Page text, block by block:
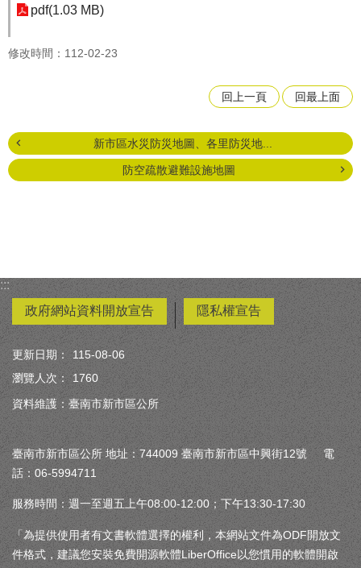
pdf(1.03 MB)
修改時間：112-02-23
回上一頁 回最上面
新市區水災防災地圖、各里防災地...
防空疏散避難設施地圖
:::
政府網站資料開放宣告
隱私權宣告
更新日期：
115-08-06
瀏覽人次：
1760
資料維護：臺南市新市區公所
臺南市新市區公所 地址：744009 臺南市新市區中興街12號 電
話：06-5994711
服務時間：週一至週五上午08:00-12:00；下午13:30-17:30
「為提供使用者有文書軟體選擇的權利，本網站文件為ODF開放文
件格式，建議您安裝免費開源軟體LiberOffice以您慣用的軟體開啟